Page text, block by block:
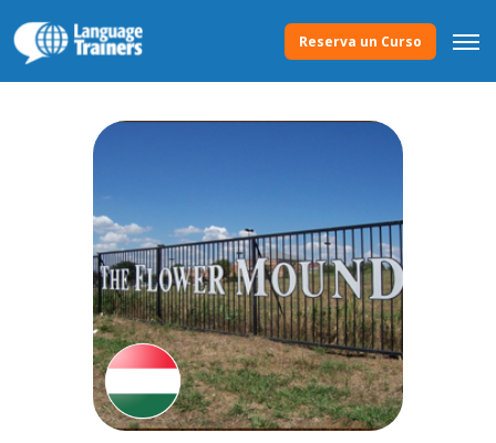
Reserva un Curso